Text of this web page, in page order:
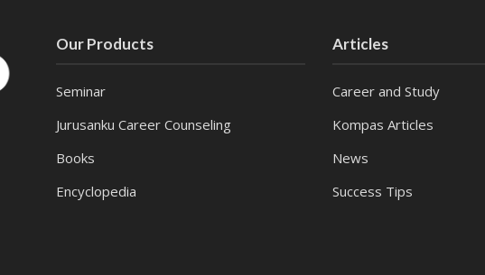
Our Products
Seminar
Jurusanku Career Counseling
Books
Encyclopedia
Articles
Career and Study
Kompas Articles
News
Success Tips